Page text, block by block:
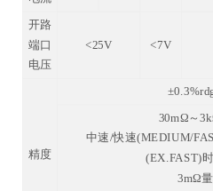
开路
端口
电压
<25V <7V
精度
30mΩ～
中速/快速(MEDIUM/
(EX.FAST)
3mΩ量